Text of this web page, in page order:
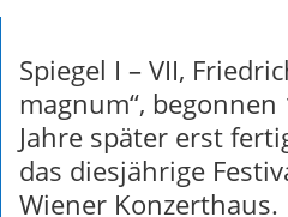
Spiegel I – VII,
magnum“,
Jahre später erst
das diesjährige
Wiener